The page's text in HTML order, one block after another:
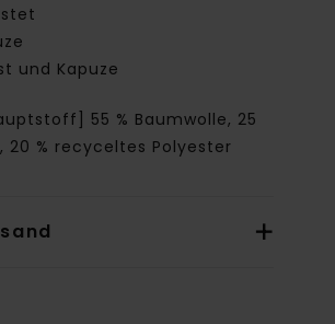
und Kapuze
55 % Baumwolle, 25
20 % recyceltes Polyester